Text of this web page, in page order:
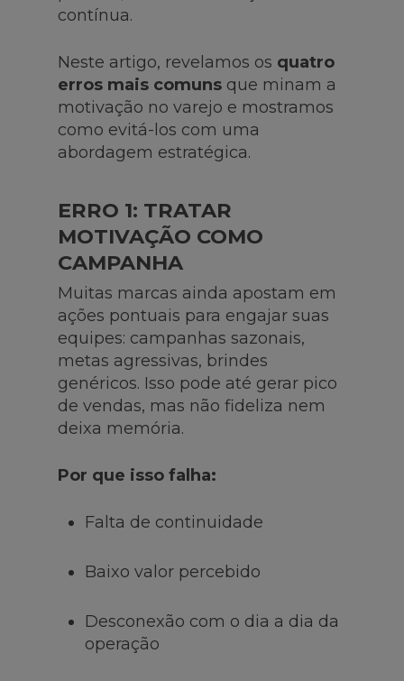
contínua.
Neste artigo, revelamos os quatro
erros mais comuns que minam a
motivação no varejo e mostramos
como evitá-los com uma
abordagem estratégica.
ERRO 1: TRATAR
MOTIVAÇÃO COMO
CAMPANHA
Muitas marcas ainda apostam em
ações pontuais para engajar suas
equipes: campanhas sazonais,
metas agressivas, brindes
genéricos. Isso pode até gerar pico
de vendas, mas não fideliza nem
deixa memória.
Por que isso falha:
Falta de continuidade
Baixo valor percebido
Desconexão com o dia a dia da
operação